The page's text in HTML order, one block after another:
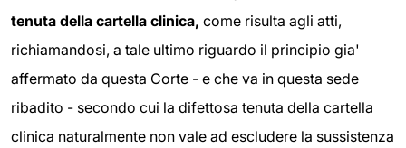
tenuta della cartella clinica, come risulta agli atti,
richiamandosi, a tale ultimo riguardo il principio gia'
affermato da questa Corte - e che va in questa sede
ribadito - secondo cui la difettosa tenuta della cartella
clinica naturalmente non vale ad escludere la sussistenza